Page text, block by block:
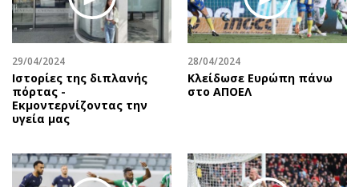
29/04/2024
Ιστορίες της διπλανής
πόρτας -
Εκμοντερνίζοντας την
υγεία μας
28/04/2024
Κλείδωσε Ευρώπη πάνω
στο ΑΠΟΕΛ